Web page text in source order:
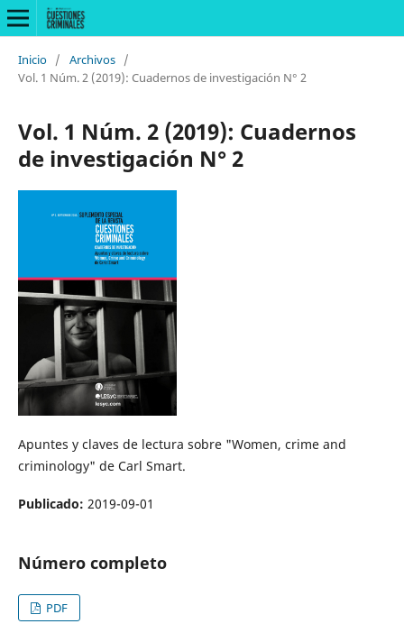
Inicio / Archivos /
Vol. 1 Núm. 2 (2019): Cuadernos de investigación N° 2
Vol. 1 Núm. 2 (2019): Cuadernos
de investigación N° 2
Apuntes y claves de lectura sobre "Women, crime and
criminology" de Carl Smart.
Publicado: 2019-09-01
Número completo
PDF